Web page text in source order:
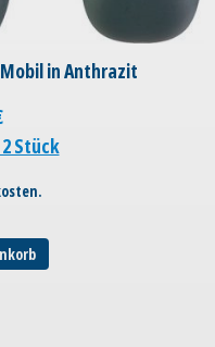
in Anthrazit
Stück